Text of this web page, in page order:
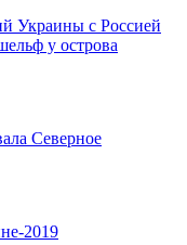
Украины с Россией
у острова
Северное
2019